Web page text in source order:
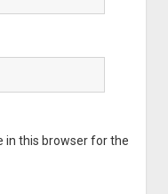
in this browser for the